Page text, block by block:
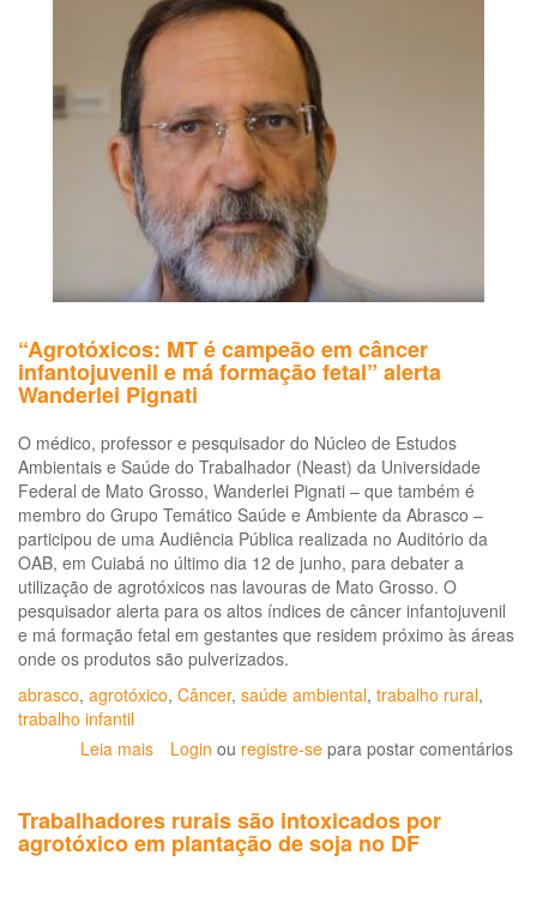
“Agrotóxicos: MT é campeão em câncer
infantojuvenil e má formação fetal” alerta
Wanderlei Pignati
O médico, professor e pesquisador do Núcleo de Estudos
Ambientais e Saúde do Trabalhador (Neast) da Universidade
Federal de Mato Grosso, Wanderlei Pignati – que também é
membro do Grupo Temático Saúde e Ambiente da Abrasco –
participou de uma Audiência Pública realizada no Auditório da
OAB, em Cuiabá no último dia 12 de junho, para debater a
utilização de agrotóxicos nas lavouras de Mato Grosso. O
pesquisador alerta para os altos índices de câncer infantojuvenil
e má formação fetal em gestantes que residem próximo às áreas
onde os produtos são pulverizados.
abrasco, agrotóxico, Câncer, saúde ambiental, trabalho rural,
trabalho infantil
Leia mais sobre
é
campeão
Login ou registre-se para postar comentários
Trabalhadores rurais são intoxicados por
agrotóxico em plantação de soja no DF